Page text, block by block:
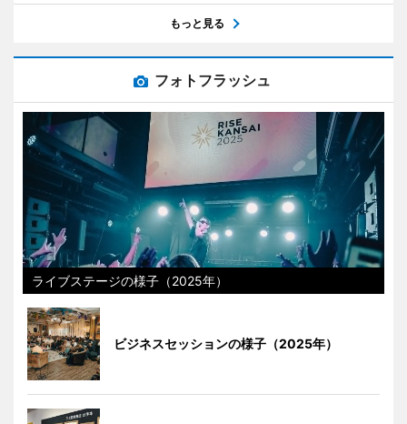
もっと見る
フォトフラッシュ
ライブステージの様子（2025年）
ビジネスセッションの様子（2025年）